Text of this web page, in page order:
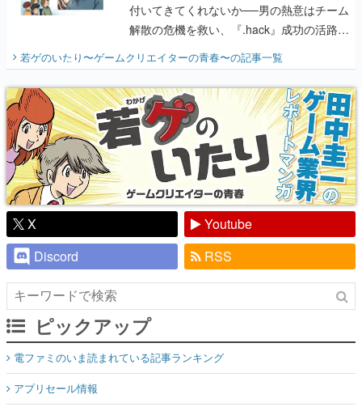
付いてきてくれないか──男の熱意はチーム
解散の危機を救い、『.hack』成功の活路を
開く。業界の快男児・松山 洋に流れる血は
『少年ジャンプ』色だった【若ゲのいた
り】
若ゲのいたり〜ゲームクリエイターの青春〜の記事一覧
X
Youtube
Discord
RSS
ピックアップ
電ファミのいま読まれている記事ランキング
アプリセール情報